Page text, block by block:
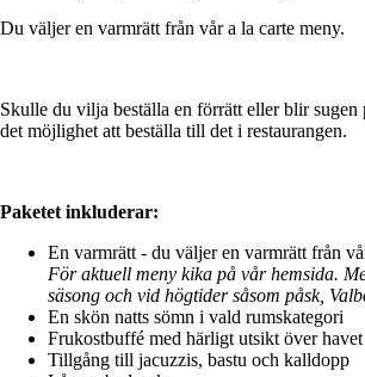
Du väljer en varmrätt från vår a la carte meny.
Skulle du vilja beställa en förrätt eller blir sugen
det möjlighet att beställa till det i restaurangen.
Paketet inkluderar:
En varmrätt - du väljer en varmrätt från
För aktuell meny kika på vår hemsida.
säsong och vid högtider såsom påsk,
En skön natts sömn i vald rumskategori
Frukostbuffé med härligt utsikt över havet
Tillgång till jacuzzis, bastu och kalldopp